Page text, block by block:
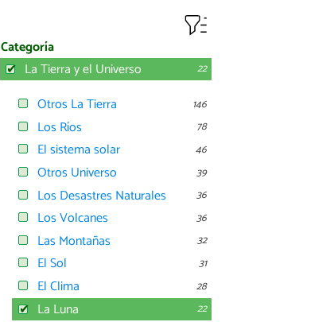
Categoría
La Tierra y el Universo
22
Otros La Tierra 146
Los Ríos 78
El sistema solar 46
Otros Universo 39
Los Desastres Naturales 36
Los Volcanes 36
Las Montañas 32
El Sol 31
El Clima 28
La Luna 22